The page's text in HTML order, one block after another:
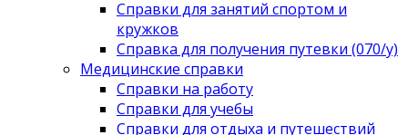
Справки для занятий спортом и
кружков
Справка для получения путевки (070/у)
Медицинские справки
Справки на работу
Справки для учебы
Справки для отдыха и путешествий